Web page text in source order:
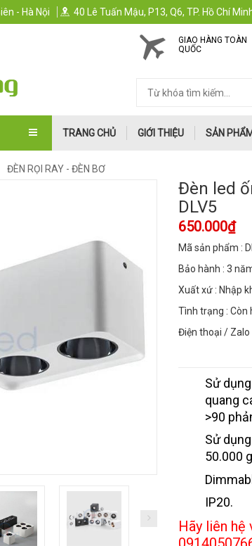
- Hà Nội 40 Lê Tuấn Mậu, P13, Q6, TP. Hồ Chí
GIAO HÀNG TOÀN
QUỐC
TRANG CHỦ GIỚI THIỆU SẢN PHẨM
ĐÈN RỌI RAY - ĐÈN BƠ
Đèn led
DLV5
650.000₫
Mã sản phẩm :
Bảo hành : 3
Xuất xứ : Nhập
Tình trạng : Còn
Điện thoại / Zalo
Sử
quang
>90
Sử
50.000
IP20.
Hãy liên